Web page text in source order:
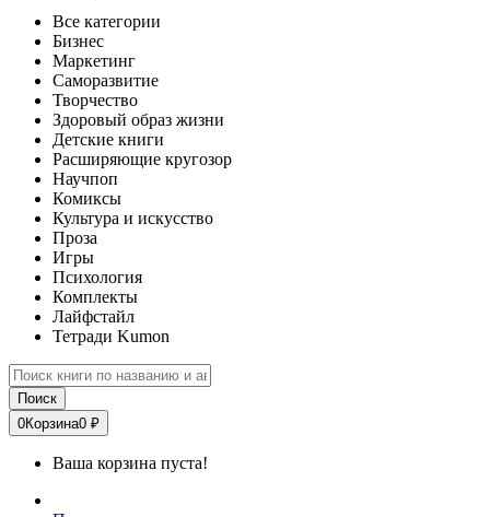
Все категории
Бизнес
Маркетинг
Саморазвитие
Творчество
Здоровый образ жизни
Детские книги
Расширяющие кругозор
Научпоп
Комиксы
Культура и искусство
Проза
Игры
Психология
Комплекты
Лайфстайл
Тетради Kumon
Поиск
0Корзина0 ₽
Ваша корзина пуста!